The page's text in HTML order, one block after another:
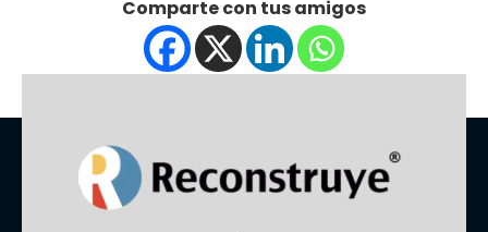
Comparte con tus amigos